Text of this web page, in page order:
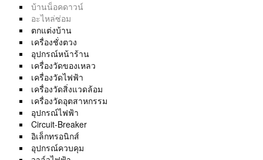
บ้านน็อคดาวน์
อะไหล่ซ่อม
ตกแต่งบ้าน
เครื่องชั่งตวง
อุปกรณ์หน้าร้าน
เครื่องวัดของเหลว
เครื่องวัดไฟฟ้า
เครื่องวัดสิ่งแวดล้อม
เครื่องวัดอุตสาหกรรม
อุปกรณ์ไฟฟ้า
Circuit-Breaker
อิเล็กทรอนิกส์
อุปกรณ์ควบคุม